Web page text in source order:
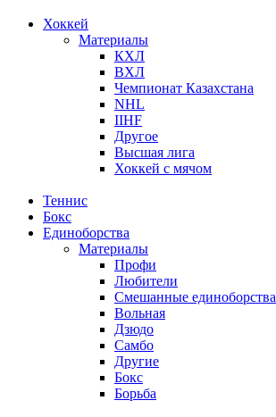
Хоккей
Материалы
КХЛ
ВХЛ
Чемпионат Казахстана
NHL
IIHF
Другое
Высшая лига
Хоккей с мячом
Теннис
Бокс
Единоборства
Материалы
Профи
Любители
Смешанные единоборства
Вольная
Дзюдо
Самбо
Другие
Бокс
Борьба